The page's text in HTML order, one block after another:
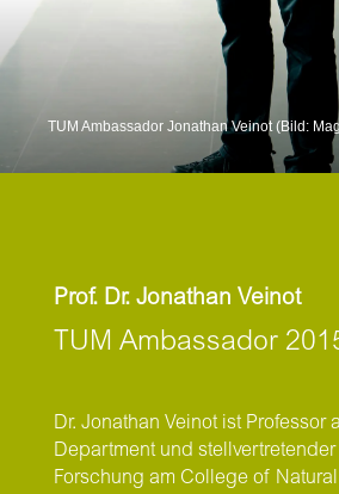
TUM Ambassador Jonathan Veinot (Bild:
Prof. Dr. Jonathan Veinot
TUM Ambassador
Dr. Jonathan Veinot ist Professor
Department und stellvertretender
Forschung am College of